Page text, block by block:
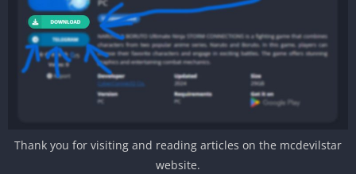
Thank you for visiting and reading articles on the mcdevilstar
website.